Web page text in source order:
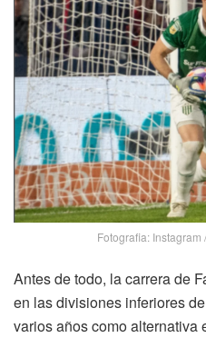
Fotografia:
Antes de todo, la carrera de
en las divisiones inferiores de
varios años como alternativa